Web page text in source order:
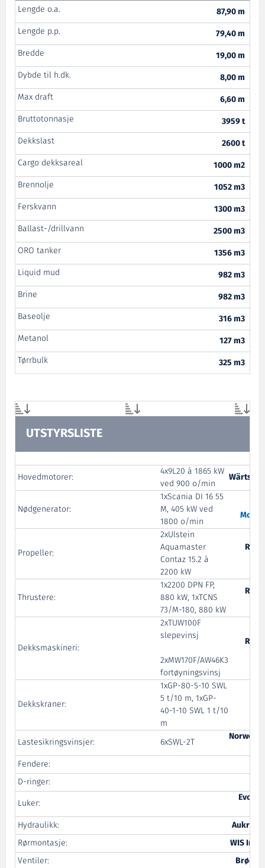
Lengde o.a.
87,90 m
Lengde p.p.
79,40 m
Bredde
19,00 m
Dybde til h.dk.
8,00 m
Max draft
6,60 m
Bruttotonnasje
3959 t
Dekkslast
2600 t
Cargo dekksareal
1000 m2
Brennolje
1052 m3
Ferskvann
1300 m3
Ballast-/drillvann
2500 m3
ORO tanker
1356 m3
Liquid mud
982 m3
Brine
982 m3
Baseolje
316 m3
Metanol
127 m3
Tørrbulk
325 m3
UTSTYRSLISTE
Hovedmotorer:
4x9L20 á 1865 kW
ved 900 o/min
Wärtsilä
Nødgenerator:
1xScania DI 16 55
M, 405 kW ved
1800 o/min
Propeller:
2xUlstein
Aquamaster
Contaz 15.2 á
2200 kW
Thrustere:
1x2200 DPN FP,
880 kW, 1xTCNS
73/M-180, 880 kW
Dekksmaskineri:
2xTUW100F
slepevinsj
2xMW170F/AW46K3
fortøyningsvinsj
Dekkskraner:
1xGP-80-5-10 SWL
5 t/10 m, 1xGP-
40-1-10 SWL 1 t/10
m
Lastesikringsvinsjer:
6xSWL-2T
Fendere:
D-ringer:
Luker:
Hydraulikk:
Aukra
Rørmontasje:
WIS
Ventiler: